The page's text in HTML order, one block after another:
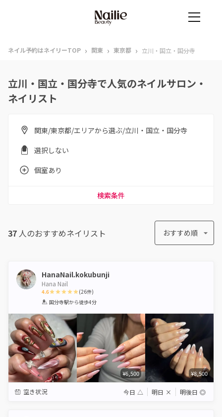
ネイル予約はネイリーTOP › 関東 › 東京都 › 立川・国立・国分寺
立川・国立・国分寺で人気のネイルサロン・
ネイリスト
関東/東京都/エリアから選ぶ/立川・国立・国分寺
選択しない
個室あり
検索条件
37 人のおすすめネイリスト おすすめ順
HanaNail.kokubunji
Hana Nail
4.6
1 2 3 4 5
(26件)
国分寺駅から徒歩4分
¥6,500 ¥8,500
空き状況 今日 △ 明日 × 明後日 ◎